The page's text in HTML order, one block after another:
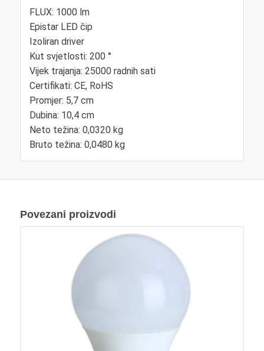
FLUX: 1000 lm
Epistar LED čip
Izoliran driver
Kut svjetlosti: 200 °
Vijek trajanja: 25000 radnih sati
Certifikati: CE, RoHS
Promjer: 5,7 cm
Dubina: 10,4 cm
Neto težina: 0,0320 kg
Bruto težina: 0,0480 kg
Povezani proizvodi